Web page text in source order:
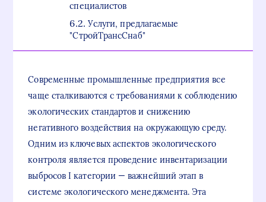
специалистов
Услуги, предлагаемые
"СтройТрансСнаб"
Современные промышленные предприятия все
чаще сталкиваются с требованиями к соблюдению
экологических стандартов и снижению
негативного воздействия на окружающую среду.
Одним из ключевых аспектов экологического
контроля является проведение инвентаризации
выбросов I категории — важнейший этап в
системе экологического менеджмента. Эта